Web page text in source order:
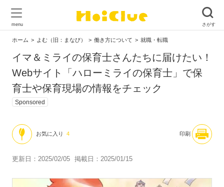
ホーム よむ（旧：まなび） 働き方について 就職・転職
イマ＆ミライの保育士さんたちに届けたい！
Webサイト「ハローミライの保育士」で保
育士や保育現場の情報をチェック
Sponsored
お気に入り 4 印刷
更新日：2025/02/05 掲載日：2025/01/15